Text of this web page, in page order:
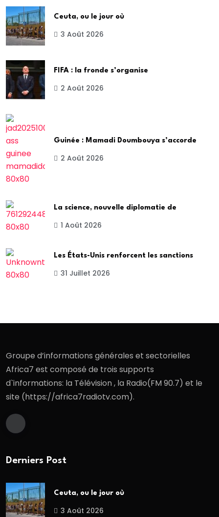
Ceuta, ou le jour où
3 Août 2026
FIFA : la fronde s’organise
2 Août 2026
Guinée : Mamadi Doumbouya s’accorde
2 Août 2026
La science, nouvelle diplomatie de
1 Août 2026
Les États-Unis renforcent les sanctions
31 Juillet 2026
Groupe d’informations générales et sectorielles
Africa7 est composé de trois supports
d`informations: la Télévision , la Radio(FM 90.7) et le
site (https://africa7radiotv.com).
Derniers Post
Ceuta, ou le jour où
3 Août 2026